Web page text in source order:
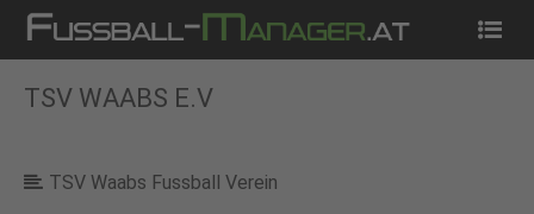
Startseite News Tippspiel Kostenlos Spielen
TSV WAABS E.V
TSV Waabs Fussball Verein